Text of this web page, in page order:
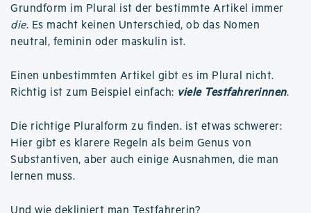
Grundform im Plural ist der bestimmte Artikel immer
die. Es macht keinen Unterschied, ob das Nomen
neutral, feminin oder maskulin ist.
Einen unbestimmten Artikel gibt es im Plural nicht.
Richtig ist zum Beispiel einfach: viele Testfahrerinnen.
Die richtige Pluralform zu finden. ist etwas schwerer:
Hier gibt es klarere Regeln als beim Genus von
Substantiven, aber auch einige Ausnahmen, die man
lernen muss.